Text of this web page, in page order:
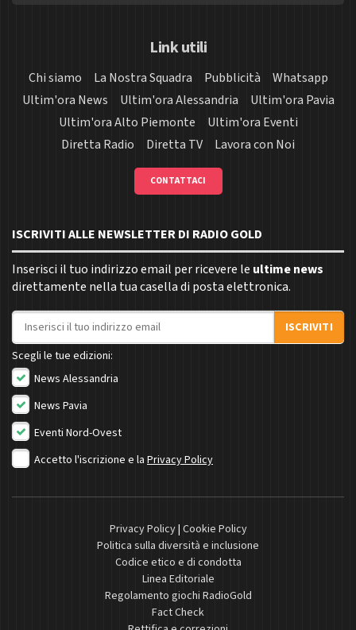
Link utili
Chi siamo La Nostra Squadra Pubblicità
Whatsapp
Ultim'ora News
Ultim'ora Alessandria
Ultim'ora Pavia
Ultim'ora Alto Piemonte
Ultim'ora Eventi
Diretta Radio
Diretta TV Lavora con Noi
CONTATTACI
ISCRIVITI ALLE NEWSLETTER DI RADIO GOLD
Inserisci il tuo indirizzo email per ricevere le ultime news
direttamente nella tua casella di posta elettronica.
Indirizzo email
ISCRIVITI
Scegli le tue edizioni:
News Alessandria
News Pavia
Eventi Nord-Ovest
Accetto l'iscrizione e la Privacy Policy
Privacy Policy| Cookie Policy
Politica sulla diversità e inclusione
Codice etico e di condotta
Linea Editoriale
Regolamento giochi RadioGold
Fact Check